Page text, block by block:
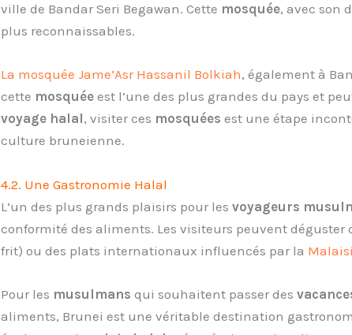
ville de Bandar Seri Begawan. Cette mosquée, avec son
plus reconnaissables.
La mosquée Jame’Asr Hassanil Bolkiah, également à
cette mosquéeest l’une des plus grandes du pays et
voyage halal, visiter ces mosquéesest une étape
culture bruneienne.
4.2. Une Gastronomie Halal
L’un des plus grands plaisirs pour lesvoyageurs
conformité des aliments. Les visiteurs peuvent
frit) ou des plats internationaux influencés par la
Pour les musulmansqui souhaitent passer des
aliments, Brunei est une véritable destination